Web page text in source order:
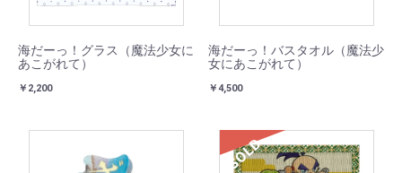
海だーっ！グラス（魔法少女に
あこがれて）
￥2,200
海だーっ！バスタオル（魔法少
女にあこがれて）
￥4,500
SOLD